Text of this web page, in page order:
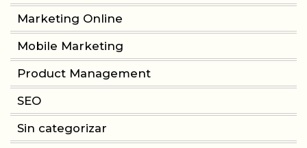
PRODUCT MANAGEMENT
Marketing Online
Mobile Marketing
Product Management
SEO
Sin categorizar